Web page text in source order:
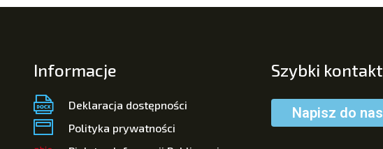
Informacje
Deklaracja dostępności
Polityka prywatności
Szybki kontakt
Napisz do nas